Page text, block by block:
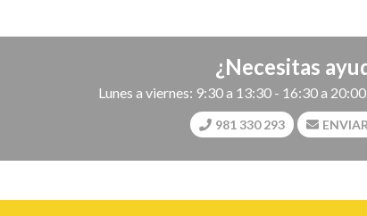
¿Necesitas
Lunes a viernes: 9:30 a 13:30 - 16:30 a
981 330 293